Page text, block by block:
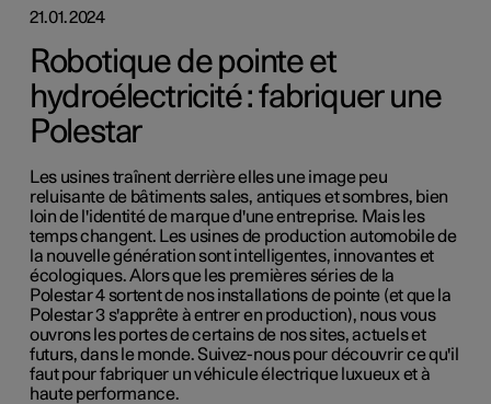
21.01.2024
Robotique de pointe et
hydroélectricité : fabriquer une
Polestar
Les usines traînent derrière elles une image peu
reluisante de bâtiments sales, antiques et sombres, bien
loin de l'identité de marque d'une entreprise. Mais les
temps changent. Les usines de production automobile de
la nouvelle génération sont intelligentes, innovantes et
écologiques. Alors que les premières séries de la
Polestar 4 sortent de nos installations de pointe (et que la
Polestar 3 s'apprête à entrer en production), nous vous
ouvrons les portes de certains de nos sites, actuels et
futurs, dans le monde. Suivez-nous pour découvrir ce qu'il
faut pour fabriquer un véhicule électrique luxueux et à
haute performance.